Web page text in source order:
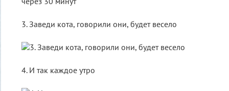
3. Заведи кота, говорили они, будет весело
4. И так каждое утро